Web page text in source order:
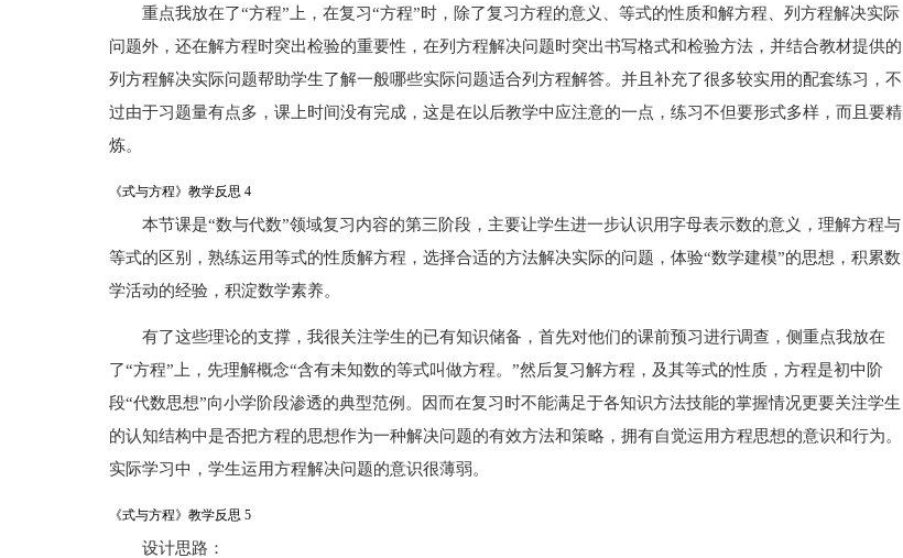
重点我放在了“方程”上，在复习“方程”时，除了复习方程的意义、等式的性质和解方程、列方程解决实际
问题外，还在解方程时突出检验的重要性，在列方程解决问题时突出书写格式和检验方法，并结合教材提供的
列方程解决实际问题帮助学生了解一般哪些实际问题适合列方程解答。并且补充了很多较实用的配套练习，不
过由于习题量有点多，课上时间没有完成，这是在以后教学中应注意的一点，练习不但要形式多样，而且要精
炼。
《式与方程》教学反思 4
本节课是“数与代数”领域复习内容的第三阶段，主要让学生进一步认识用字母表示数的意义，理解方程与
等式的区别，熟练运用等式的性质解方程，选择合适的方法解决实际的问题，体验“数学建模”的思想，积累数
学活动的经验，积淀数学素养。
有了这些理论的支撑，我很关注学生的已有知识储备，首先对他们的课前预习进行调查，侧重点我放在
了“方程”上，先理解概念“含有未知数的等式叫做方程。”然后复习解方程，及其等式的性质，方程是初中阶
段“代数思想”向小学阶段渗透的典型范例。因而在复习时不能满足于各知识方法技能的掌握情况更要关注学生
的认知结构中是否把方程的思想作为一种解决问题的有效方法和策略，拥有自觉运用方程思想的意识和行为。
实际学习中，学生运用方程解决问题的意识很薄弱。
《式与方程》教学反思 5
设计思路：